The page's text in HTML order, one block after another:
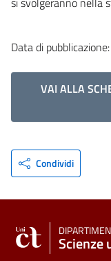
Data di
VAI ALLA
Condividi
Scienze